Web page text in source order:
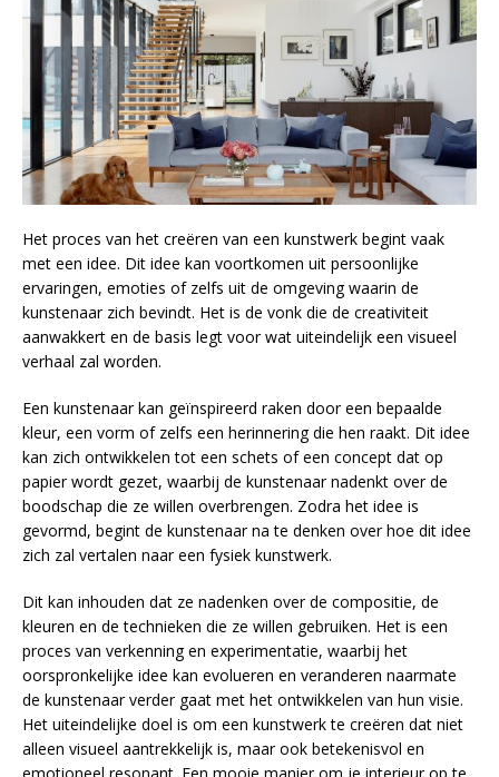
Het proces van het creëren van een kunstwerk begint vaak
met een idee. Dit idee kan voortkomen uit persoonlijke
ervaringen, emoties of zelfs uit de omgeving waarin de
kunstenaar zich bevindt. Het is de vonk die de creativiteit
aanwakkert en de basis legt voor wat uiteindelijk een visueel
verhaal zal worden.
Een kunstenaar kan geïnspireerd raken door een bepaalde
kleur, een vorm of zelfs een herinnering die hen raakt. Dit idee
kan zich ontwikkelen tot een schets of een concept dat op
papier wordt gezet, waarbij de kunstenaar nadenkt over de
boodschap die ze willen overbrengen. Zodra het idee is
gevormd, begint de kunstenaar na te denken over hoe dit idee
zich zal vertalen naar een fysiek kunstwerk.
Dit kan inhouden dat ze nadenken over de compositie, de
kleuren en de technieken die ze willen gebruiken. Het is een
proces van verkenning en experimentatie, waarbij het
oorspronkelijke idee kan evolueren en veranderen naarmate
de kunstenaar verder gaat met het ontwikkelen van hun visie.
Het uiteindelijke doel is om een kunstwerk te creëren dat niet
alleen visueel aantrekkelijk is, maar ook betekenisvol en